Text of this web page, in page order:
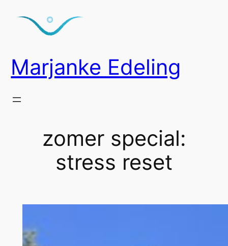
Marjanke Edeling
zomer special:
stress reset